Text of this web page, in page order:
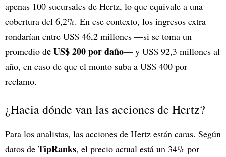
apenas 100 sucursales de Hertz, lo que equivale a una
cobertura del 6,2%. En ese contexto, los ingresos extra
rondarían entre US$ 46,2 millones —si se toma un
promedio de US$ 200 por daño— y US$ 92,3 millones al
año, en caso de que el monto suba a US$ 400 por
reclamo.
¿Hacia dónde van las acciones de Hertz?
Para los analistas, las acciones de Hertz están caras. Según
datos de TipRanks, el precio actual está un 34% por